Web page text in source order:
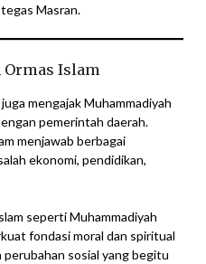
Masran.
Islam
mengajak Muhammadiyah
pemerintah daerah.
menjawab berbagai
ekonomi, pendidikan,
seperti Muhammadiyah
fondasi moral dan spiritual
sosial yang begitu